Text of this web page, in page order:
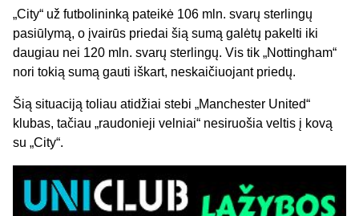
„City“ už futbolininką pateikė 106 mln. svarų sterlingų
pasiūlymą, o įvairūs priedai šią sumą galėtų pakelti iki
daugiau nei 120 mln. svarų sterlingų. Vis tik „Nottingham“
nori tokią sumą gauti iškart, neskaičiuojant priedų.
Šią situaciją toliau atidžiai stebi „Manchester United“
klubas, tačiau „raudonieji velniai“ nesiruošia veltis į kovą
su „City“.